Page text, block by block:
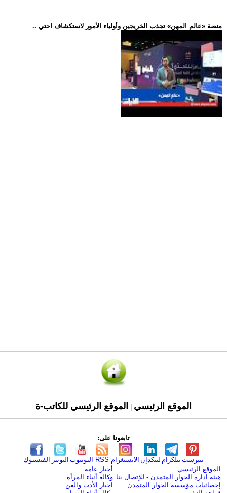
.. منصة «عالم المهن» تجذب الخريجين وأولياء الأمور لاستكشاف احتي
الموقع الرئيسي الموقع الرئيسي للكاتب-ة
تابعونا على:
الفيسبوك التويتر اليوتيوب RSS الانستغرام لينكدإن تيلكرامبنترست
الموقع الرئيسي
هيئة ادارة الحوار المتمدن - للإتصال بنا
إحصائيات مؤسسة الحوار المتمدن
أخبار عامة
وكالة أنباء المرأة
اخبار الأدب والفن